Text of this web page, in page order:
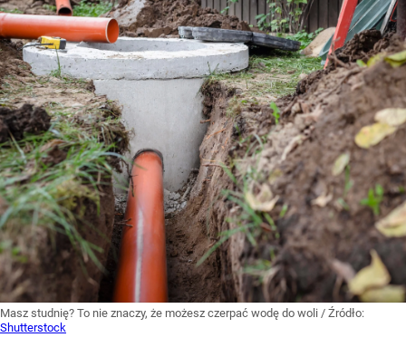
Masz studnię? To nie znaczy, że możesz czerpać wodę do woli / Źródło:
Shutterstock